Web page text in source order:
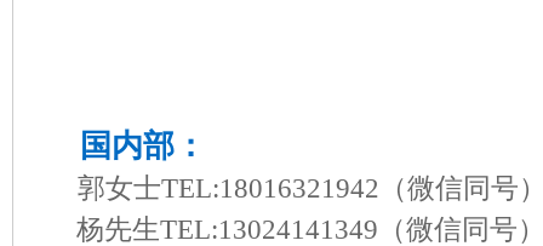
国内部：
郭女士TEL:18016321942 （微信同号
杨先生TEL:13024141349 （微信同号